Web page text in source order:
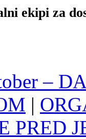
ekipi za
–
|
PRED